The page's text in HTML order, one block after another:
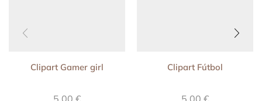
Clipart Gamer girl
5,00 €
Clipart Fútbol
5,00 €